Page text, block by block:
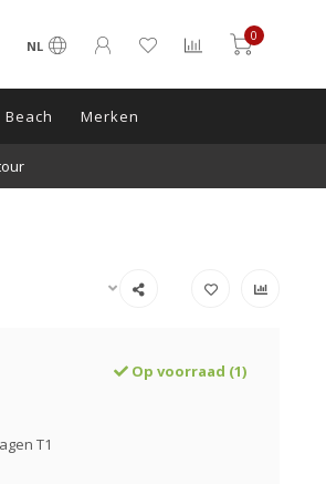
NL
0
Merken
Op voorraad (1)
T1